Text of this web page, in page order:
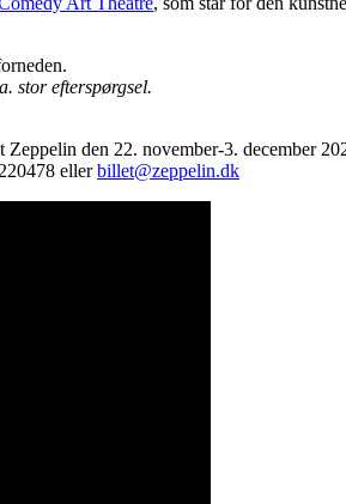
stor efterspørgsel.
den 22. november-3. december
ellerbillet@zeppelin.dk